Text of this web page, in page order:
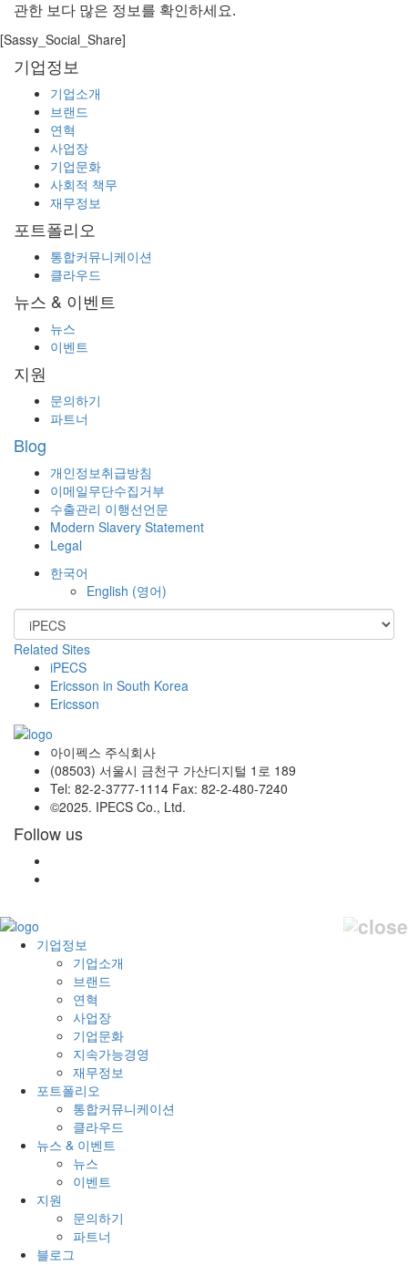
관한 보다 많은 정보를 확인하세요.
[Sassy_Social_Share]
기업정보
기업소개
브랜드
연혁
사업장
기업문화
사회적 책무
재무정보
포트폴리오
통합커뮤니케이션
클라우드
뉴스 & 이벤트
뉴스
이벤트
지원
문의하기
파트너
Blog
개인정보취급방침
이메일무단수집거부
수출관리 이행선언문
Modern Slavery Statement
Legal
한국어
English (영어)
Related Sites
iPECS
Ericsson in South Korea
Ericsson
아이펙스 주식회사
(08503) 서울시 금천구 가산디지털 1로 189
Tel: 82-2-3777-1114 Fax: 82-2-480-7240
©2025. IPECS Co., Ltd.
Follow us
기업정보
기업소개
브랜드
연혁
사업장
기업문화
지속가능경영
재무정보
포트폴리오
통합커뮤니케이션
클라우드
뉴스 & 이벤트
뉴스
이벤트
지원
문의하기
파트너
블로그